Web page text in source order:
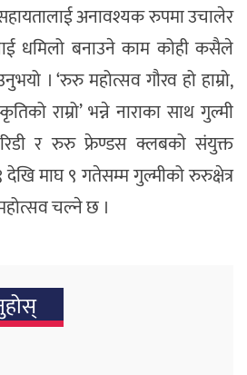
सहायतालाई अनावश्यक रुपमा उचालेर
धमिलो बनाउने काम कोही कसैले
। ‘रुरु महोत्सव गौरव हो हाम्रो,
राम्रो’ भन्ने नाराका साथ गुल्मी
र रुरु फ्रेण्डस क्लबको संयुक्त
माघ ९ गतेसम्म गुल्मीको रुरुक्षेत्र
चल्ने छ ।